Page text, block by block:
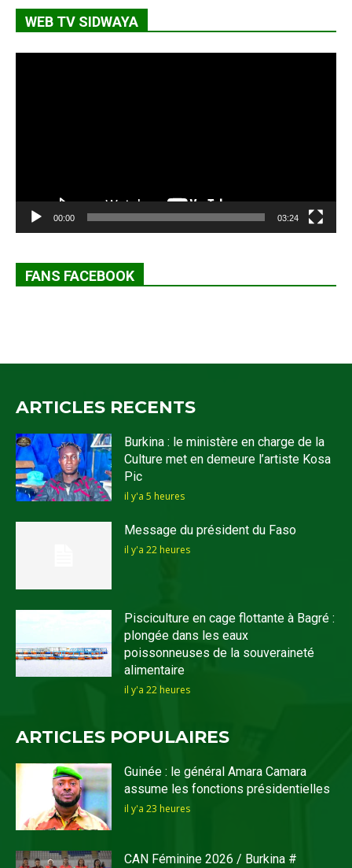
WEB TV SIDWAYA
00:00 03:24
FANS FACEBOOK
ARTICLES RECENTS
Burkina : le ministère en charge de la
Culture met en demeure l’artiste Kosa
Pic
il y'a 5 heures
Message du président du Faso
il y'a 22 heures
Pisciculture en cage flottante à Bagré :
plongée dans les eaux
poissonneuses de la souveraineté
alimentaire
il y'a 22 heures
ARTICLES POPULAIRES
Guinée : le général Amara Camara
assume les fonctions présidentielles
il y'a 23 heures
CAN Féminine 2026 / Burkina #